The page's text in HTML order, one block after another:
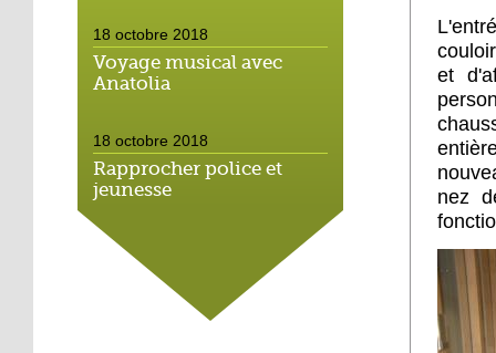
18 octobre 2018
Voyage musical avec
Anatolia
18 octobre 2018
Rapprocher police et
jeunesse
18 octobre 2018
Un jardin face aux
obstacles
et
nez